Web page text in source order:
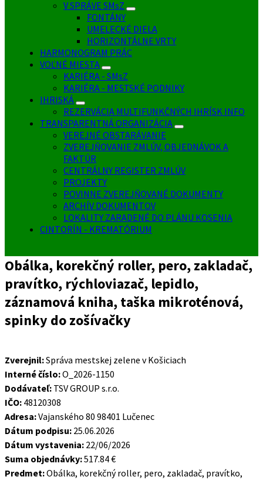
V SPRÁVE SMsZ
FONTÁNY
UMELECKÉ DIELA
HORIZONTÁLNE VRTY
HARMONOGRAM PRÁC
VOĽNÉ MIESTA
KARIÉRA - SMsZ
KARIÉRA - MESTSKÉ PODNIKY
IHRISKÁ
REZERVÁCIA MULTIFUNKČNÝCH IHRÍSK INFO
TRANSPARENTNÁ ORGANIZÁCIA
VEREJNÉ OBSTARÁVANIE
ZVEREJŇOVANIE ZMLÚV, OBJEDNÁVOK A
FAKTÚR
CENTRÁLNY REGISTER ZMLÚV
PROJEKTY
POVINNE ZVEREJŇOVANÉ DOKUMENTY
ARCHÍV DOKUMENTOV
LOKALITY ZARADENÉ DO PLÁNU KOSENIA
CINTORÍN - KREMATÓRIUM
Obálka, korekčný roller, pero, zakladač,
pravítko, rýchloviazač, lepidlo,
záznamová kniha, taška mikroténová,
spinky do zošívačky
Zverejnil:Správa mestskej zelene v Košiciach
Interné číslo:O_2026-1150
Dodávateľ: TSV GROUP s.r.o.
IČO: 48120308
Adresa:Vajanského 80 98401 Lučenec
Dátum podpisu: 25.06.2026
Dátum vystavenia: 22/06/2026
Suma objednávky:517.84 €
Predmet:Obálka, korekčný roller, pero, zakladač, pravítko,